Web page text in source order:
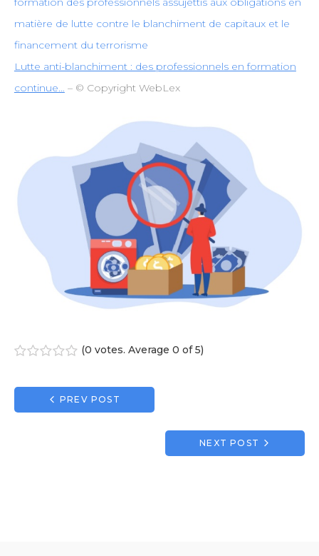
matière de lutte contre le blanchiment de capitaux et le
financement du terrorisme
Lutte anti-blanchiment : des professionnels en formation
continue… – © Copyright WebLex
(0 votes. Average 0 of 5)
Navigation
de
PREV POST
NEXT POST